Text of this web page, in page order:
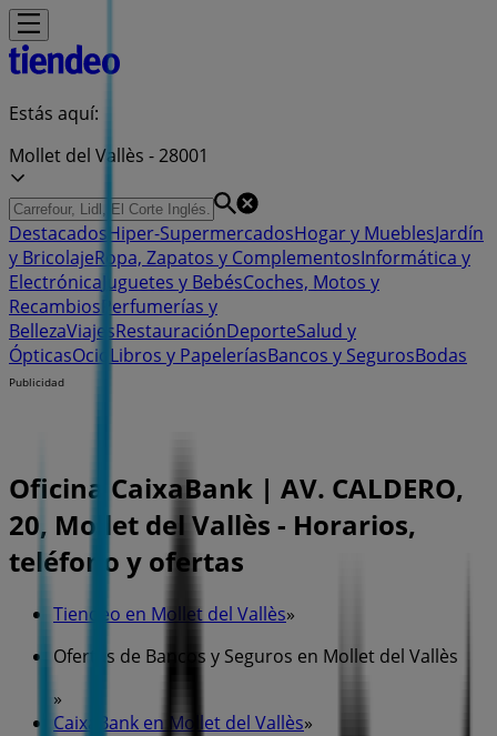
Estás aquí:
Mollet del Vallès - 28001
DestacadosHiper-SupermercadosHogar y MueblesJardín
y BricolajeRopa, Zapatos y ComplementosInformática y
Electrónica Juguetes y BebésCoches, Motos y
Recambios Perfumerías y
BellezaViajesRestauraciónDeporteSalud y
ÓpticasOcio Libros y PapeleríasBancos y SegurosBodas
Publicidad
Oficina CaixaBank | AV. CALDERO,
20, Mollet del Vallès - Horarios,
teléfono y ofertas
Tiendeo en Mollet del Vallès»
Ofertas de Bancos y Seguros en Mollet del Vallès
»
CaixaBank en Mollet del Vallès»